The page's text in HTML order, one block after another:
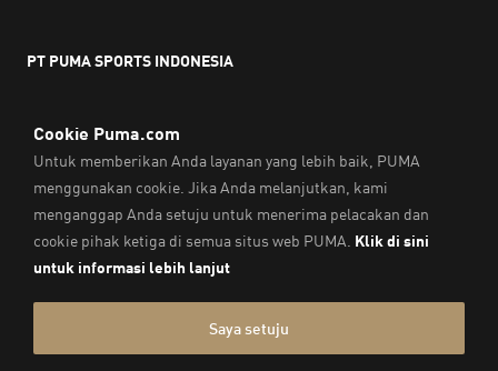
PT PUMA SPORTS INDONESIA
Email:service@sea.puma.com
Telepon:
+622130942720
DIREKTORAT JENDERAL PERLINDUNGAN KONSUMEN DAN
TERTIB NIAGA
KEMENTERIAN PERDAGANGAN
REPUBLIK INDONESIA | Telepon: 0853-1111-1010